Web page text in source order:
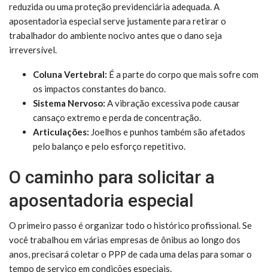
reduzida ou uma proteção previdenciária adequada. A
aposentadoria especial serve justamente para retirar o
trabalhador do ambiente nocivo antes que o dano seja
irreversível.
Coluna Vertebral: É a parte do corpo que mais sofre com
os impactos constantes do banco.
Sistema Nervoso: A vibração excessiva pode causar
cansaço extremo e perda de concentração.
Articulações: Joelhos e punhos também são afetados
pelo balanço e pelo esforço repetitivo.
O caminho para solicitar a
aposentadoria especial
O primeiro passo é organizar todo o histórico profissional. Se
você trabalhou em várias empresas de ônibus ao longo dos
anos, precisará coletar o PPP de cada uma delas para somar o
tempo de serviço em condições especiais.